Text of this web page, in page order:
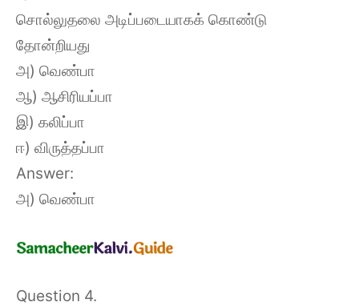
சொல்லுதலை அடிப்படையாகக் கொண்டு
தோன்றியது
அ) வெண்பா
ஆ) ஆசிரியப்பா
இ) கலிப்பா
ஈ) விருத்தப்பா
Answer:
அ) வெண்பா
Question 4.